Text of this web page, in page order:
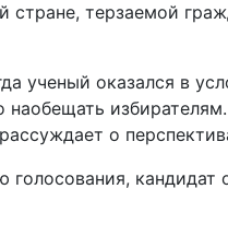
терзаемой
ученый оказался в
о